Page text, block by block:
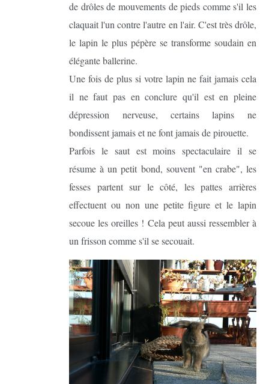
de drôles de mouvements de pieds comme s'il les
claquait l'un contre l'autre en l'air. C'est très drôle,
le lapin le plus pépère se transforme soudain en
élégante ballerine.
Une fois de plus si votre lapin ne fait jamais cela
il ne faut pas en conclure qu'il est en pleine
dépression nerveuse, certains lapins ne
bondissent jamais et ne font jamais de pirouette.
Parfois le saut est moins spectaculaire il se
résume à un petit bond, souvent "en crabe", les
fesses partent sur le côté, les pattes arrières
effectuent ou non une petite figure et le lapin
secoue les oreilles ! Cela peut aussi ressembler à
un frisson comme s'il se secouait.